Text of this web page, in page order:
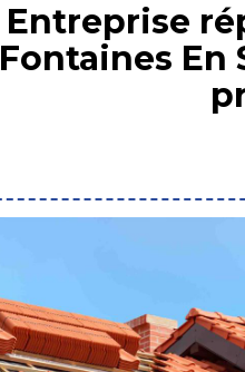
Entreprise
Fontaines En